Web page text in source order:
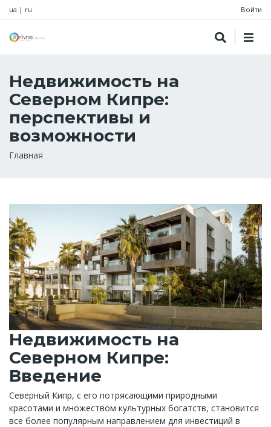
ua | ru Войти
Недвижимость на
Северном Кипре:
перспективы и
возможности
Строка
Главная
Недвижимость на
Северном Кипре:
Введение
Северный Кипр, с его потрясающими природными
красотами и множеством культурных богатств, становится
все более популярным направлением для инвестиций в